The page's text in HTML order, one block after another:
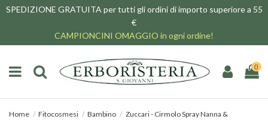
SPEDIZIONE GRATUITA per tutti gli ordini di importo superiore a 55
€
CAMPIONCINI OMAGGIO in ogni ordine!
0
Home Fitocosmesi Bambino
Zuccari - Cirmolo Spray Nanna &